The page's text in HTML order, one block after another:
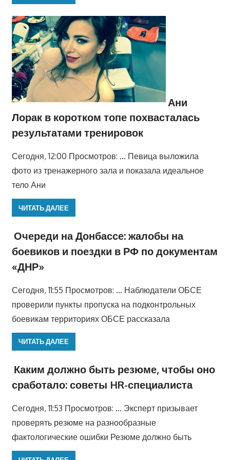
Ани
Лорак в коротком топе похвасталась
результатами тренировок
Сегодня, 12:00 Просмотров: … Певица выложила
фото из тренажерного зала и показала идеальное
тело Ани
ЧИТАТЬ ДАЛЕЕ
Очереди на Донбассе: жалобы на
боевиков и поездки в РФ по документам
«ДНР»
Сегодня, 11:55 Просмотров: … Наблюдатели ОБСЕ
проверили пункты пропуска на подконтрольных
боевикам территориях ОБСЕ рассказала
ЧИТАТЬ ДАЛЕЕ
Каким должно быть резюме, чтобы оно
сработало: советы HR-специалиста
Сегодня, 11:53 Просмотров: … Эксперт призывает
проверять резюме на разнообразные
фактологические ошибки Резюме должно быть